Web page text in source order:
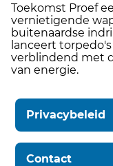
Toekomst Proef
vernietigende
buitenaardse
lanceert
verblindend met
van energie.
Privacybeleid
Contact